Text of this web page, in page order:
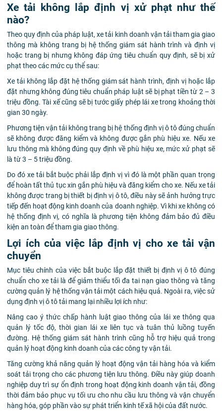
Xe tải không lắp định vị xử phạt như thế
nào?
Theo quy định của pháp luật, xe tải kinh doanh vận tải tham gia giao
thông mà không trang bị hệ thống giám sát hành trình và định vị
hoặc trang bị nhưng không đáp ứng tiêu chuẩn quy định, sẽ bị xử
phạt theo các mức cụ thể sau:
Xe tải không lắp đặt hệ thống giám sát hành trình, định vị hoặc lắp
đặt nhưng không đúng tiêu chuẩn pháp luật sẽ bị phạt tiền từ 2 – 3
triệu đồng. Tài xế cũng sẽ bị tước giấy phép lái xe trong khoảng thời
gian 30 ngày.
Phương tiện vận tải không trang bị hệ thống định vị ô tô đúng chuẩn
sẽ không được đăng kiểm và không được gắn phù hiệu xe. Nếu xe
lưu thông mà không đúng quy định về phù hiệu xe, mức xử phạt sẽ
là từ 3 – 5 triệu đồng.
Do đó xe tải bắt buộc phải lắp định vị vì đó là một phần quan trọng
để hoàn tất thủ tục xin gắn phù hiệu và đăng kiểm cho xe. Nếu xe tải
không được trang bị thiết bị định vị ô tô, điều này sẽ ảnh hưởng trực
tiếp đến hoạt động kinh doanh của doanh nghiệp. Vì khi xe không có
hệ thống định vị, có nghĩa là phương tiện không đảm bảo đủ điều
kiện an toàn để tham gia giao thông.
Lợi ích của việc lắp định vị cho xe tải vận
chuyển
Mục tiêu chính của việc bắt buộc lắp đặt thiết bị định vị ô tô đúng
chuẩn cho xe tải là để giảm thiểu tối đa tai nạn giao thông và tăng
cường quản lý hệ thống vận tải một cách hiệu quả. Ngoài ra, việc sử
dụng định vị ô tô tải mang lại nhiều lợi ích như:
Nâng cao ý thức chấp hành luật giao thông của lái xe thông qua
quản lý tốc độ, thời gian lái xe liên tục và tuân thủ luồng tuyến
đường. Hệ thống giám sát hành trình cũng hỗ trợ hiệu quả trong
quản lý hoạt động kinh doanh của các công ty vận tải.
Tăng cường khả năng quản lý hoạt động vận tải hàng hóa và kiểm
soát tải trọng cho các phương tiện lưu thông. Điều này giúp doanh
nghiệp duy trì sự ổn định trong hoạt động kinh doanh vận tải, đồng
thời đảm bảo phục vụ tối ưu cho nhu cầu lưu thông và vận chuyển
hàng hóa, góp phần vào sự phát triển kinh tế xã hội của đất nước.